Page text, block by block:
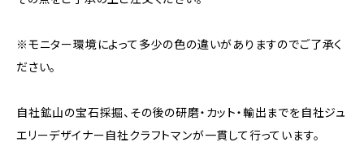
※モニター環境によって多少の色の違いがありますのでご了承く
ださい。
自社鉱山の宝石採掘、その後の研磨・カット・輸出までを自社ジュ
エリーデザイナー自社クラフトマンが一貫して行っています。